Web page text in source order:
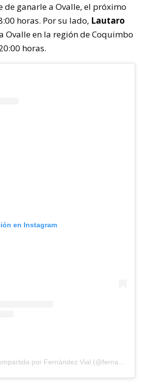
de ganarle a Ovalle, el próximo
horas. Por su lado, Lautaro
Ovalle en la región de Coquimbo
horas.
en Instagram